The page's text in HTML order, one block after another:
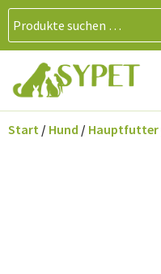
Start / Hund / Hauptfutter